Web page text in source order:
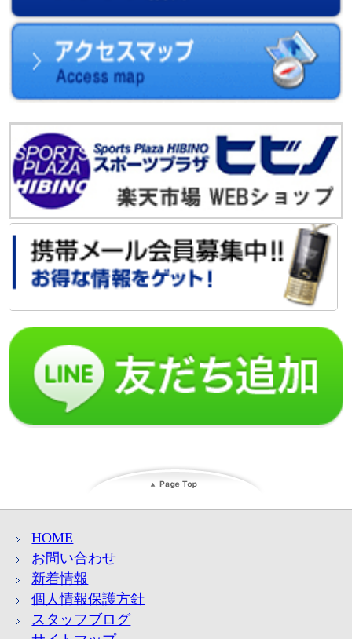
HOME
お問い合わせ
新着情報
個人情報保護方針
スタッフブログ